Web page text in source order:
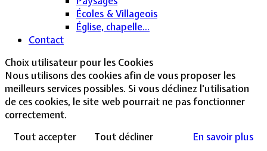
Écoles & Villageois
Église, chapelle...
Contact
Choix utilisateur pour les Cookies
Nous utilisons des cookies afin de vous proposer les
meilleurs services possibles. Si vous déclinez l'utilisation
de ces cookies, le site web pourrait ne pas fonctionner
correctement.
Tout accepter
Tout décliner
En savoir plus